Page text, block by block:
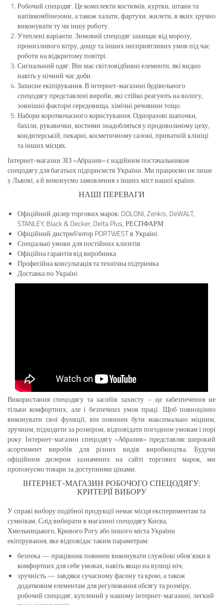
Робочий спецодяг. Це комплекти костюмів, куртки, штани та
напівкомбінезони, а також халати, фартухи, жилети, в яких зручно
виконувати ту чи іншу роботу.
Утеплені варіанти. Зимовий спецодяг захищає від морозу,
пронизливого вітру, дощу та інших несприятливих умов під час
роботи на відкритому повітрі.
Сигнальний одяг. Він має світловідбивні елементи, які видно
навіть у нічний час доби.
Захисне екіпірування. В інтернет-магазині будівельного
спецодягу представлені вироби, які стійко реагують на вологу,
зовнішні фактори середовища, хімічні речовини тощо.
Набори короткочасного користування. Одноразові шапочки,
бахіли, рукавички, костюми знадобляться у продовольчому цеху,
кондитерській, пекарні, косметичному салоні, приватній клініці
та інших місцях.
Інтернет-магазин ЗІЗ «Абразив» є надійним постачальником
спецодягу для багатьох підприємств України. Ми працюємо не лише
у Львові, а й виконуємо замовлення з інших міст нашої країни.
НАШІ ПЕРЕВАГИ
Офіційний дилер торгових марок: DOLONI, Zenkis, DeWALT,
STANLEY, Black & Decker, Delta Plus, РЕСПФАРМ
Офіційний дистриб'ютор PORTWEST в Україні.
Спеціальні умови для постійних клієнтів
Офіційна гарантія від виробника
Професійна консультація та технічна підтримка
Доставка по Україні
Використання спецодягу та засобів захисту – це забезпечення не
тільки комфортних, але і безпечних умов праці. Щоб повноцінно
виконувати свої функції, він повинен бути максимально міцним,
зручним, підходити за розміром, відповідати погодним умовам і порі
року. Інтернет-магазин спецодягу «Абразив» представляє широкий
асортимент виробів для різних видів виробництва. Будучи
офіційним дилером зазначених на сайті торгових марок, ми
пропонуємо товари за доступними цінами.
ІНТЕРНЕТ-МАГАЗИН РОБОЧОГО СПЕЦОДЯГУ:
КРИТЕРІЇ ВИБОРУ
У справі вибору подібної продукції немає місця експериментам та
сумнівам. Слід вибирати в магазині спецодягу Києва,
Хмельницького, Кривого Рогу або іншого міста України
екіпірування, яке відповідає таким параметрам:
безпека — працівник повинен виконувати службові обов'язки в
комфортних для себе умовах, навіть якщо на вулиці ніч;
зручність — завдяки сучасному фасону та крою, а також
додатковим елементам для регулювання обсягу та розміру,
робочий спецодяг, куплений у нашому інтернет-магазині, легкий